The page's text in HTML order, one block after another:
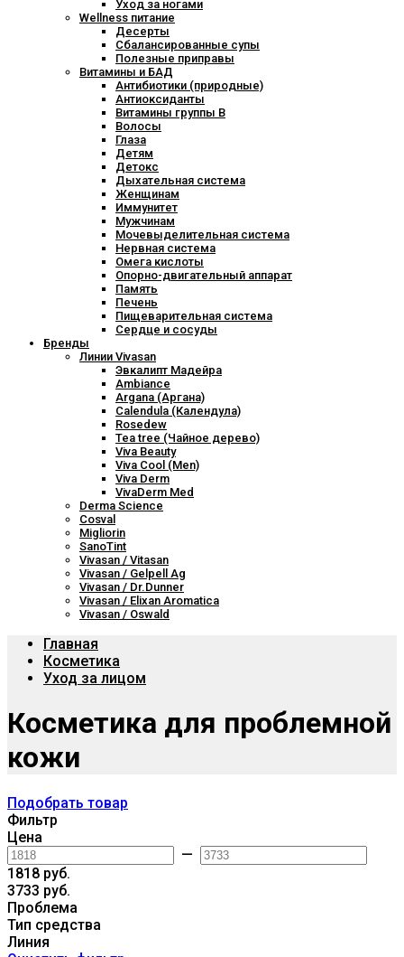
Уход за ногами
Wellness питание
Десерты
Сбалансированные супы
Полезные приправы
Витамины и БАД
Антибиотики (природные)
Антиоксиданты
Витамины группы В
Волосы
Глаза
Детям
Детокс
Дыхательная система
Женщинам
Иммунитет
Мужчинам
Мочевыделительная система
Нервная система
Омега кислоты
Опорно-двигательный аппарат
Память
Печень
Пищеварительная система
Сердце и сосуды
Бренды
Линии Vivasan
Эвкалипт Мадейра
Ambiance
Argana (Аргана)
Calendula (Календула)
Rosedew
Tea tree (Чайное дерево)
Viva Beauty
Viva Cool (Men)
Viva Derm
VivaDerm Med
Derma Science
Cosval
Migliorin
SanoTint
Vivasan / Vitasan
Vivasan / Gelpell Ag
Vivasan / Dr.Dunner
Vivasan / Elixan Aromatica
Vivasan / Oswald
Главная
Косметика
Уход за лицом
Косметика для проблемной
кожи
Подобрать товар
Фильтр
Цена
—
1818 руб.
3733 руб.
Проблема
Тип средства
Линия